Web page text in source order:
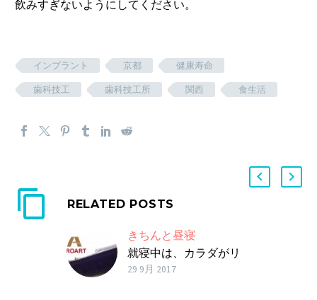
飲みすぎないようにしてください。
インプラント 京都
健康寿命
歯科技工
歯科技工所 関西 食生活
RELATED POSTS
きちんと昼寝
就寝中は、カラダがリ
ラックスモードに切
29 9月 2017